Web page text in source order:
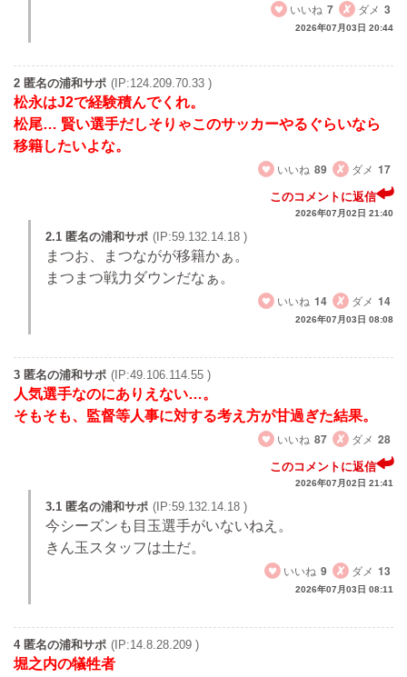
いいね 7 ダメ 3
2026年07月03日 20:44
2 匿名の浦和サポ (IP:124.209.70.33 )
松永はJ2で経験積んでくれ。
松尾… 賢い選手だしそりゃこのサッカーやるぐらいなら
移籍したいよな。
いいね 89 ダメ 17
このコメントに返信
2026年07月02日 21:40
2.1 匿名の浦和サポ (IP:59.132.14.18 )
まつお、まつながが移籍かぁ。
まつまつ戦力ダウンだなぁ。
いいね 14 ダメ 14
2026年07月03日 08:08
3 匿名の浦和サポ (IP:49.106.114.55 )
人気選手なのにありえない…。
そもそも、監督等人事に対する考え方が甘過ぎた結果。
いいね 87 ダメ 28
このコメントに返信
2026年07月02日 21:41
3.1 匿名の浦和サポ (IP:59.132.14.18 )
今シーズンも目玉選手がいないねえ。
きん玉スタッフは土だ。
いいね 9 ダメ 13
2026年07月03日 08:11
4 匿名の浦和サポ (IP:14.8.28.209 )
堀之内の犠牲者